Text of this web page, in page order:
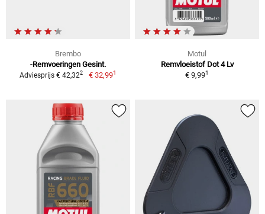
Brembo
-Remvoeringen Gesint.
Adviesprijs € 42,322 € 32,991
Motul
Remvloeistof Dot 4 Lv
€ 9,991